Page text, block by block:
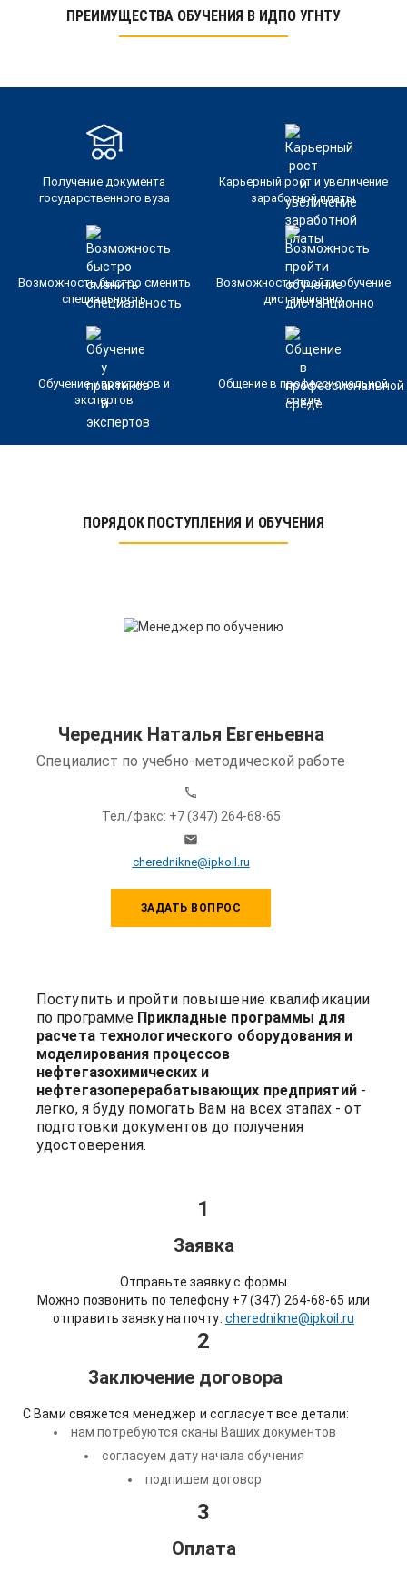
ПРЕИМУЩЕСТВА ОБУЧЕНИЯ В ИДПО УГНТУ
Получение документа
государственного вуза
Карьерный рост и увеличение
заработной платы
Возможность быстро сменить
специальность
Возможность пройти обучение
дистанционно
Обучение у практиков и
экспертов
Общение в профессиональной
среде
ПОРЯДОК ПОСТУПЛЕНИЯ И ОБУЧЕНИЯ
Чередник Наталья Евгеньевна
Специалист по учебно-методической работе
Тел./факс: +7 (347) 264-68-65
cherednikne@ipkoil.ru
ЗАДАТЬ ВОПРОС
Поступить и пройти повышение квалификации
по программе Прикладные программы для
расчета технологического оборудования и
моделирования процессов
нефтегазохимических и
нефтегазоперерабатывающих предприятий-
легко, я буду помогать Вам на всех этапах - от
подготовки документов до получения
удостоверения.
1
Заявка
Отправьте заявку с формы
Можно позвонить по телефону +7 (347) 264-68-65 или
отправить заявку на почту: cherednikne@ipkoil.ru
2
Заключение договора
С Вами свяжется менеджер и согласует все детали:
нам потребуются сканы Ваших документов
согласуем дату начала обучения
подпишем договор
3
Оплата